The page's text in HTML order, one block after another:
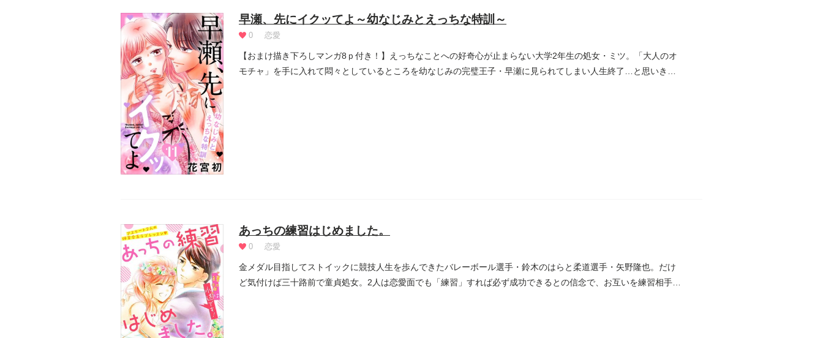
早瀬、先にイクッてよ～幼なじみとえっちな特訓～
0 恋愛
【おまけ描き下ろしマンガ8ｐ付き！】えっちなことへの好奇心が止まらない大学2年生の処女・ミツ。「大人のオ
モチャ」を手に入れて悶々としているところを幼なじみの完璧王子・早瀬に見られてしまい人生終了…と思いきや
あっちの練習はじめました。
0 恋愛
金メダル目指してストイックに競技人生を歩んできたバレーボール選手・鈴木のはらと柔道選手・矢野隆也。だけ
ど気付けば三十路前で童貞処女。2人は恋愛面でも「練習」すれば必ず成功できるとの信念で、お互いを練習相手に